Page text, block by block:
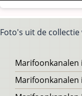
Foto's uit de collectie
Voet
Marifoonkanalen
Marifoonkanalen